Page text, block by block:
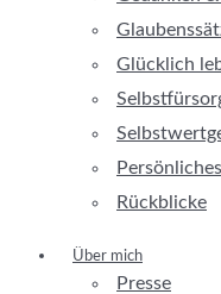
Glücklich
Persönliches
Rückblicke
Über mich
Presse